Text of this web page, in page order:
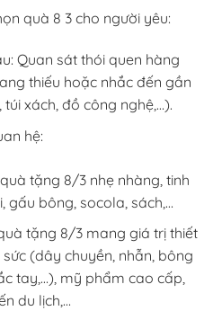
quà 8 3 cho người yêu:
Quan sát thói quen hàng
thiếu hoặc nhắc đến gần
xách, đồ công nghệ,…).
hệ:
tặng 8/3 nhẹ nhàng, tinh
gấu bông, socola, sách,…
tặng 8/3 mang giá trị thiết
(dây chuyền, nhẫn, bông
tay,…), mỹ phẩm cao cấp,
du lịch,…